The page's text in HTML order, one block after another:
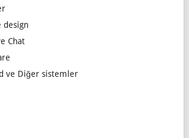
design
Chat
ve Diğer sistemler